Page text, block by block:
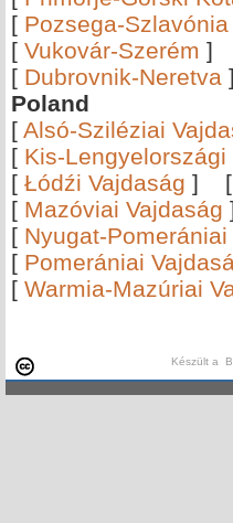
[ Pozsega-Szlavónia
[ Vukovár-Szerém ]
[ Dubrovnik-Neretva
Poland
[ Alsó-Sziléziai
[ Kis-Lengyelországi
[ Łódźi Vajdaság ] [
[ Mazóviai Vajdaság
[ Nyugat-Pomerániai
[ Pomerániai
[ Warmia-Mazúriai
Készült a